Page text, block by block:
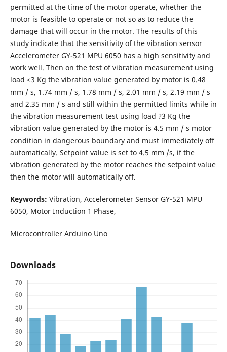
permitted at the time of the motor operate, whether the
motor is feasible to operate or not so as to reduce the
damage that will occur in the motor. The results of this
study indicate that the sensitivity of the vibration sensor
Accelerometer GY-521 MPU 6050 has a high sensitivity and
work well. Then on the test of vibration measurement using
load <3 Kg the vibration value generated by motor is 0.48
mm / s, 1.74 mm / s, 1.78 mm / s, 2.01 mm / s, 2.19 mm / s
and 2.35 mm / s and still within the permitted limits while in
the vibration measurement test using load ?3 Kg the
vibration value generated by the motor is 4.5 mm / s motor
condition in dangerous boundary and must immediately off
automatically. Setpoint value is set to 4.5 mm /s, if the
vibration generated by the motor reaches the setpoint value
then the motor will automatically off.
Keywords: Vibration, Accelerometer Sensor GY-521 MPU
6050, Motor Induction 1 Phase,
Microcontroller Arduino Uno
Downloads